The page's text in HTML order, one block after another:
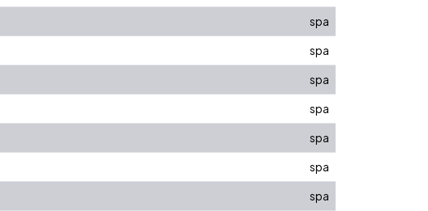
spa
spa
spa
spa
spa
spa
spa